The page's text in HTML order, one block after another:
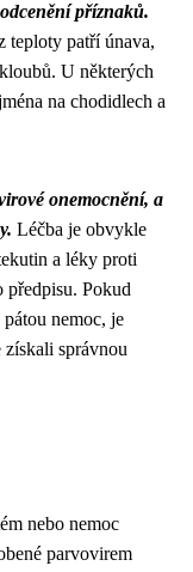
příznaků.
teploty patří únava,
U některých
na chodidlech a
onemocnění, a
Léčba je obvykle
a léky proti
předpisu. Pokud
nemoc, je
správnou
nebo nemoc
parvovirem